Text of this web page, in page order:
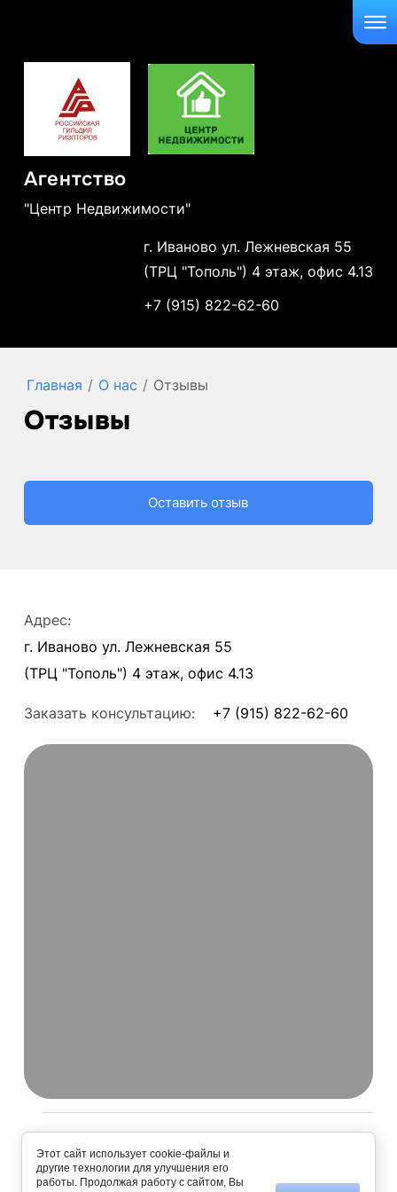
Агентство
"Центр Недвижимости"
г. Иваново ул. Лежневская 55
(ТРЦ "Тополь") 4 этаж, офис 4.13
+7 (915) 822-62-60
Главная / О нас / Отзывы
Отзывы
Оставить отзыв
Адрес:
г. Иваново ул. Лежневская 55
(ТРЦ "Тополь") 4 этаж, офис 4.13
Заказать консультацию: +7 (915) 822-62-60
Сайт создан в:megagroup.ru
Этот сайт использует cookie-файлы и
другие технологии для улучшения его
работы. Продолжая работу с сайтом, Вы